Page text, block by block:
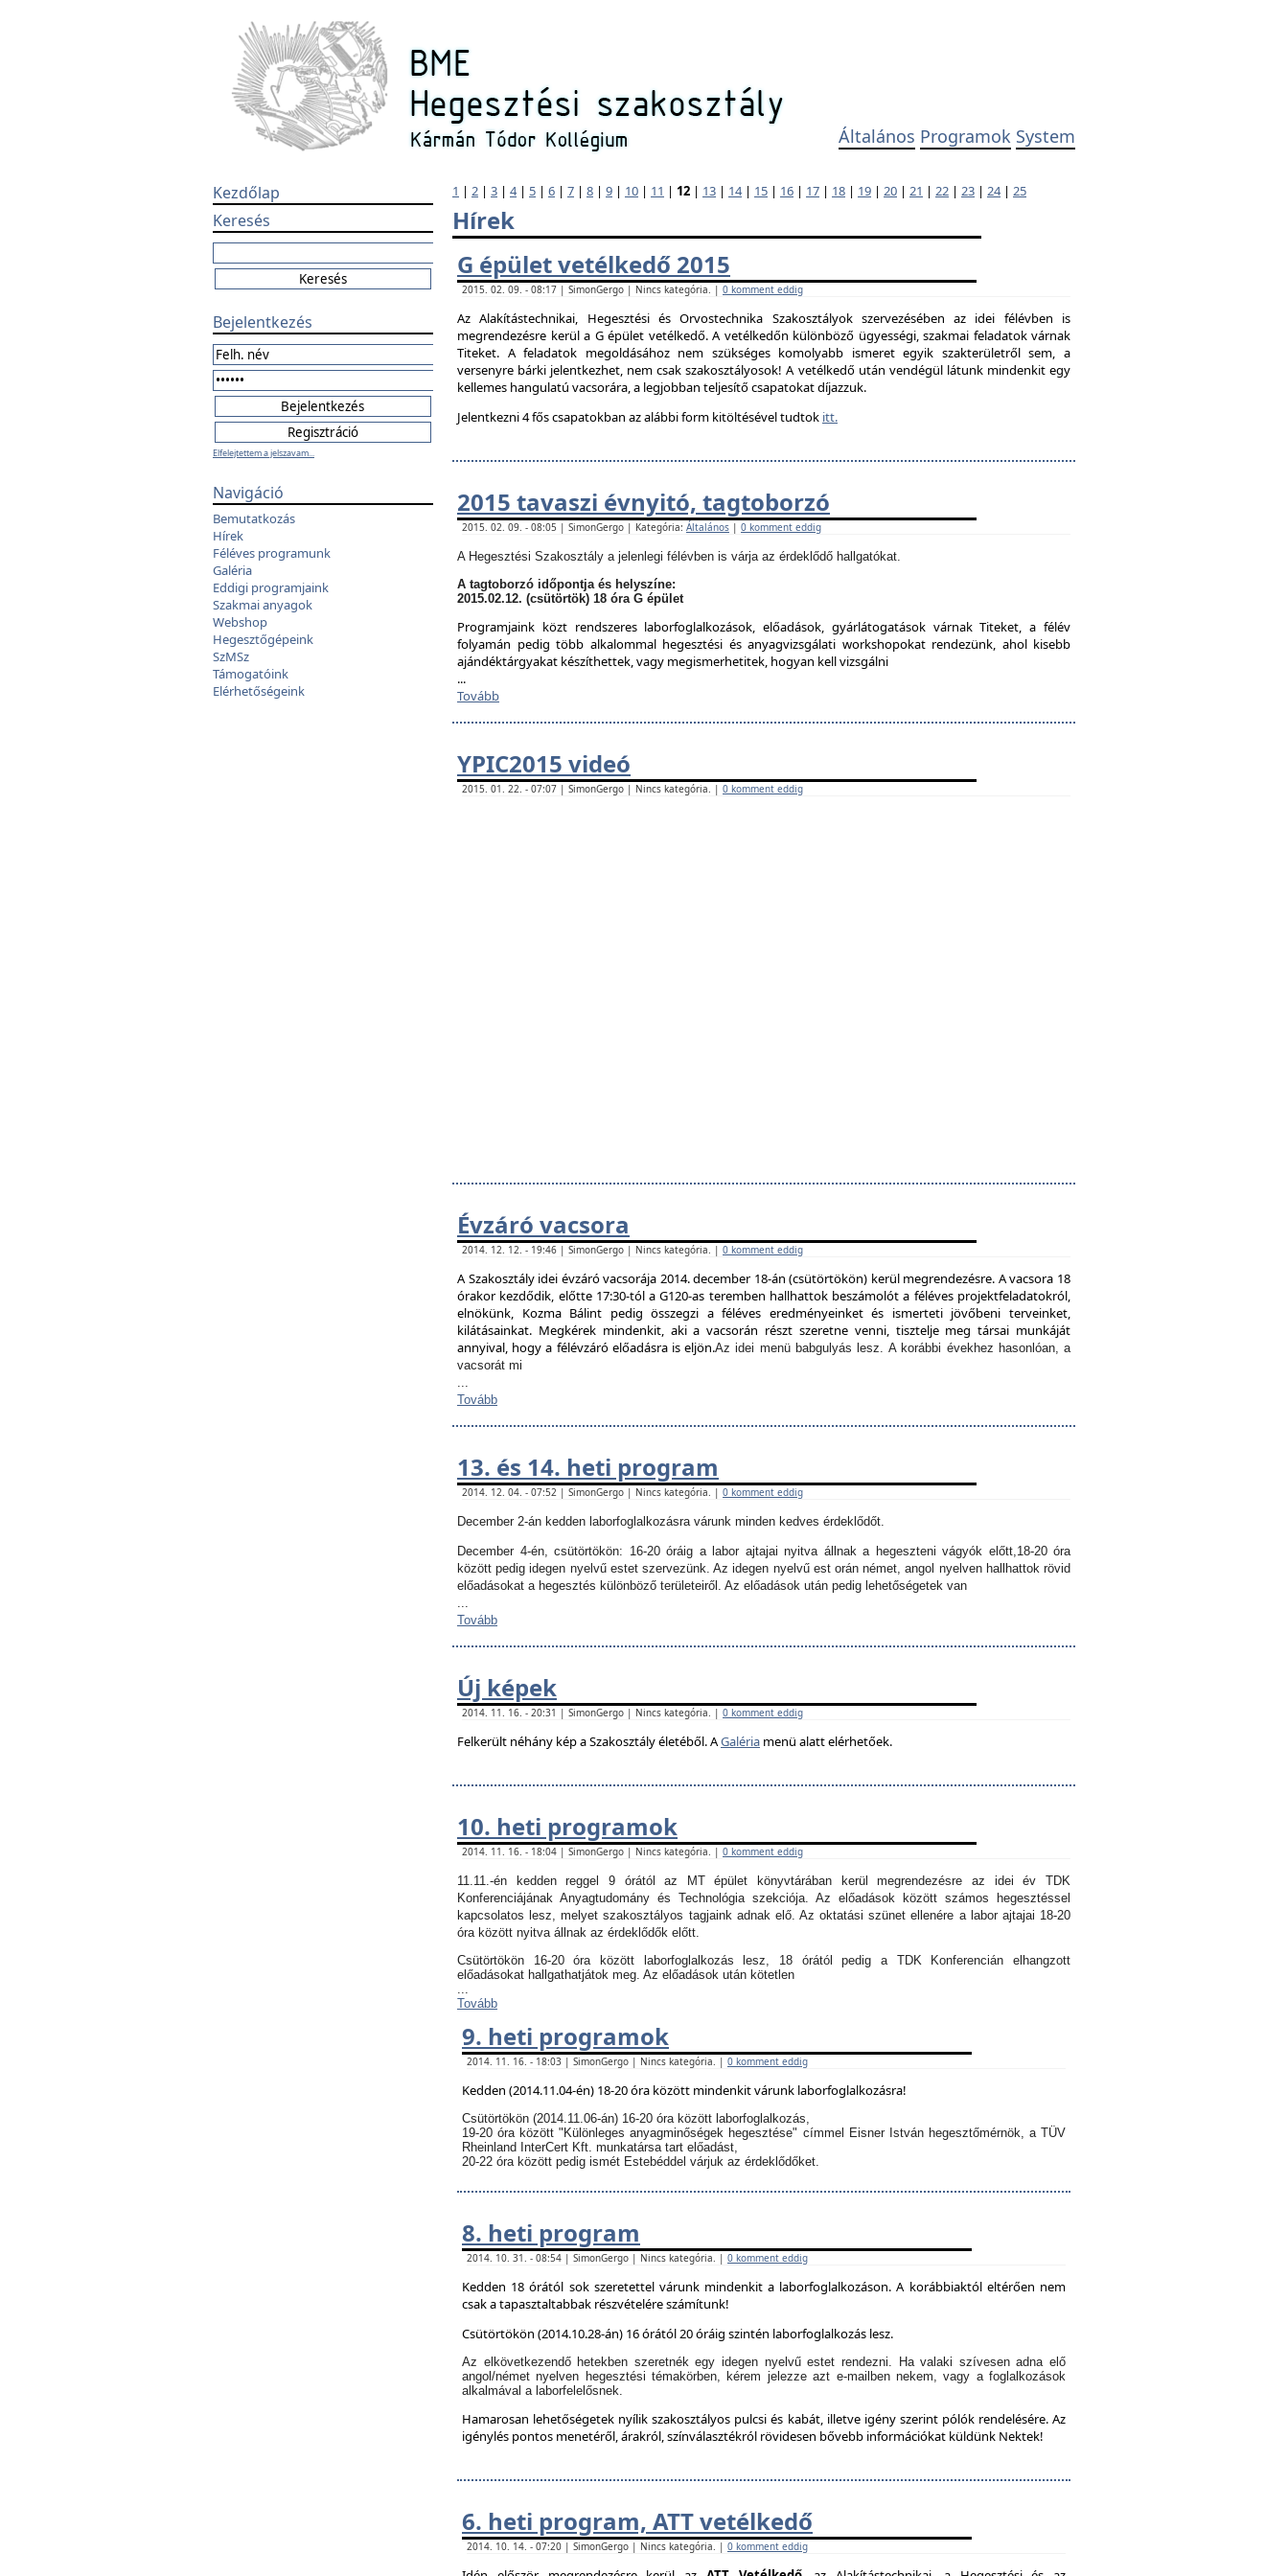
Általános Programok System
Kezdőlap
Keresés
Bejelentkezés
Elfelejtettem a jelszavam...
Navigáció
Bemutatkozás
Hírek
Féléves programunk
Galéria
Eddigi programjaink
Szakmai anyagok
Webshop
Hegesztőgépeink
SzMSz
Támogatóink
Elérhetőségeink
1 | 2 | 3 | 4| 5 | 6 | 7 | 8 | 9 | 10 | 11 | 12 | 13 | 14| 15 | 16 | 17 | 18 | 19 | 20 | 21 | 22 | 23 | 24| 25
Hírek
G épület vetélkedő 2015
2015. 02. 09. - 08:17 | SimonGergo | Nincs kategória. | 0 komment eddig
Az Alakítástechnikai, Hegesztési és Orvostechnika Szakosztályok szervezésében az idei félévben is
megrendezésre kerül a G épület vetélkedő. A vetélkedőn különböző ügyességi, szakmai feladatok várnak
Titeket. A feladatok megoldásához nem szükséges komolyabb ismeret egyik szakterületről sem, a
versenyre bárki jelentkezhet, nem csak szakosztályosok! A vetélkedő után vendégül látunk mindenkit egy
kellemes hangulatú vacsorára, a legjobban teljesítő csapatokat díjazzuk.
Jelentkezni 4 fős csapatokban az alábbi form kitöltésével tudtok itt.
2015 tavaszi évnyitó, tagtoborzó
2015. 02. 09. - 08:05 | SimonGergo | Kategória: Általános | 0 komment eddig
A Hegesztési Szakosztály a jelenlegi félévben is várja az érdeklődő hallgatókat.
A tagtoborzó időpontja és helyszíne:
2015.02.12. (csütörtök) 18 óra G épület
Programjaink közt rendszeres laborfoglalkozások, előadások, gyárlátogatások várnak Titeket, a félév
folyamán pedig több alkalommal hegesztési és anyagvizsgálati workshopokat rendezünk, ahol kisebb
ajándéktárgyakat készíthettek, vagy megismerhetitek, hogyan kell vizsgálni
...
Tovább
YPIC2015 videó
2015. 01. 22. - 07:07 | SimonGergo | Nincs kategória. | 0 komment eddig
Évzáró vacsora
2014. 12. 12. - 19:46 | SimonGergo | Nincs kategória. | 0 komment eddig
A Szakosztály idei évzáró vacsorája 2014. december 18-án (csütörtökön) kerül megrendezésre. A vacsora 18
órakor kezdődik, előtte 17:30-tól a G120-as teremben hallhattok beszámolót a féléves projektfeladatokról,
elnökünk, Kozma Bálint pedig összegzi a féléves eredményeinket és ismerteti jövőbeni terveinket,
kilátásainkat. Megkérek mindenkit, aki a vacsorán részt szeretne venni, tisztelje meg társai munkáját
annyival, hogy a félévzáró előadásra is eljön.Az idei menü babgulyás lesz.A korábbi évekhez hasonlóan, a
vacsorát mi
...
Tovább
13. és 14. heti program
2014. 12. 04. - 07:52 | SimonGergo | Nincs kategória. | 0 komment eddig
December 2-án kedden laborfoglalkozásra várunk minden kedves érdeklődőt.
December 4-én, csütörtökön: 16-20 óráig a labor ajtajai nyitva állnak a hegeszteni vágyók előtt,18-20 óra
között pedig idegen nyelvű estet szervezünk. Az idegen nyelvű est orán német, angol nyelven hallhattok rövid
előadásokat a hegesztés különböző területeiről. Az előadások után pedig lehetőségetek van
...
Tovább
Új képek
2014. 11. 16. - 20:31 | SimonGergo | Nincs kategória. | 0 komment eddig
Felkerült néhány kép a Szakosztály életéből. AGaléria menü alatt elérhetőek.
10. heti programok
2014. 11. 16. - 18:04 | SimonGergo | Nincs kategória. | 0 komment eddig
11.11.-én kedden reggel 9 órától az MT épület könyvtárában kerül megrendezésre az idei év TDK
Konferenciájának Anyagtudomány és Technológia szekciója. Az előadások között számos hegesztéssel
kapcsolatos lesz, melyet szakosztályos tagjaink adnak elő. Az oktatási szünet ellenére a labor ajtajai 18-20
óra között nyitva állnak az érdeklődők előtt.
Csütörtökön 16-20 óra között laborfoglalkozás lesz, 18 órától pedig a TDK Konferencián elhangzott
előadásokat hallgathatjátok meg. Az előadások után kötetlen
...
Tovább
9. heti programok
2014. 11. 16. - 18:03 | SimonGergo | Nincs kategória. | 0 komment eddig
Kedden (2014.11.04-én) 18-20 óra között mindenkit várunk laborfoglalkozásra!
Csütörtökön (2014.11.06-án) 16-20 óra között laborfoglalkozás,
19-20 óra között "Különleges anyagminőségek hegesztése" címmel Eisner István hegesztőmérnök, a TÜV
Rheinland InterCert Kft. munkatársa tart előadást,
20-22 óra között pedig ismét Estebéddel várjuk az érdeklődőket.
8. heti program
2014. 10. 31. - 08:54 | SimonGergo | Nincs kategória. | 0 komment eddig
Kedden 18 órától sok szeretettel várunk mindenkit a laborfoglalkozáson. A korábbiaktól eltérően nem
csak a tapasztaltabbak részvételére számítunk!
Csütörtökön (2014.10.28-án) 16 órától 20 óráig szintén laborfoglalkozás lesz.
Az elkövetkezendő hetekben szeretnék egy idegen nyelvű estet rendezni. Ha valaki szívesen adna elő
angol/német nyelven hegesztési témakörben, kérem jelezze azt e-mailben nekem, vagy a foglalkozások
alkalmával a laborfelelősnek.
Hamarosan lehetőségetek nyílik szakosztályos pulcsi és kabát, illetve igény szerint pólók rendelésére. Az
igénylés pontos menetéről, árakról, színválasztékról rövidesen bővebb információkat küldünk Nektek!
6. heti program, ATT vetélkedő
2014. 10. 14. - 07:20 | SimonGergo | Nincs kategória. | 0 komment eddig